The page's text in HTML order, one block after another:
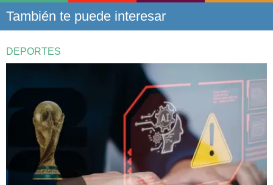
También te puede interesar
DEPORTES